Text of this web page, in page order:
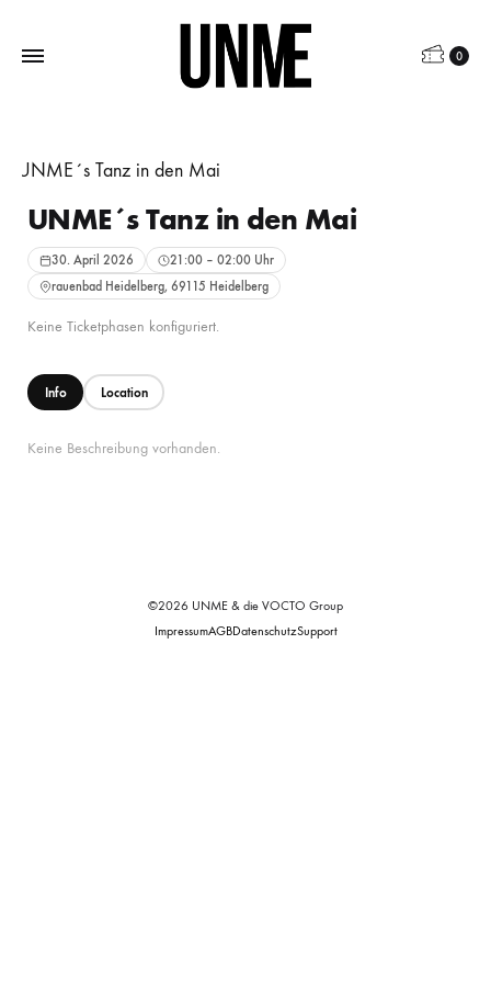
0
UNME´s Tanz in den Mai
30. April 2026
21:00 – 02:00 Uhr
rauenbad Heidelberg, 69115 Heidelberg
Keine Ticketphasen konfiguriert.
Info Location
Keine Beschreibung vorhanden.
©2026 UNME & die VOCTO Group
ImpressumAGBDatenschutzSupport